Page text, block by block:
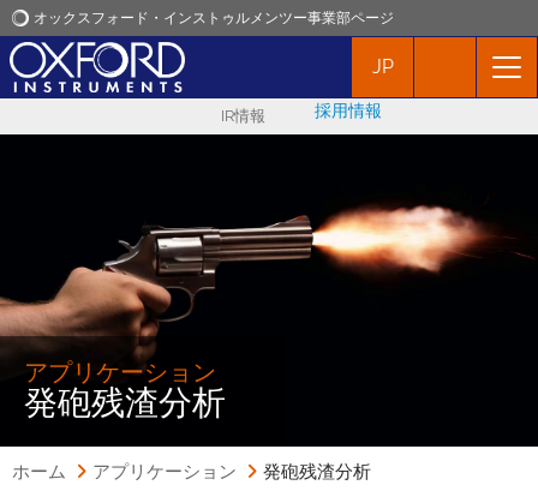
オックスフォード・インストゥルメンツー事業部ページ
オックスフォード・インストゥルメンツ
アプリケーション
プロダクト
JP
IR情報 採用情報
アプリケーション
発砲残渣分析
ホーム アプリケーション 発砲残渣分析